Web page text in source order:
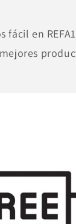
fácil en